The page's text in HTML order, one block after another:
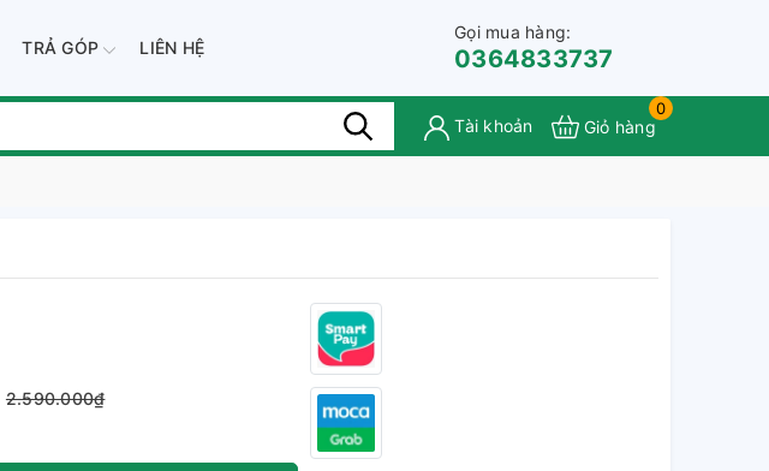
TRẢ GÓP LIÊN HỆ
Gọi mua hàng:
0364833737
Tài khoản
0
Giỏ hàng
2.590.000₫